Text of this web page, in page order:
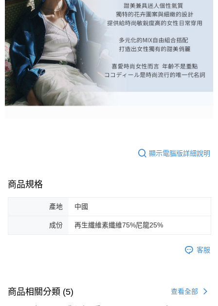
顯示電腦版詳細說明
商品規格
產地 中國
成份 再生纖維素纖維75%尼龍25%
客服
商品相關分類 (5) 查看全部